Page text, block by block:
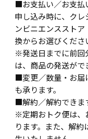
■お支払い／お支払
申し込み時に、ク
ンビニエンススト
換からお選びくださ
※発送日までに前回
は、商品の発送がで
■変更／数量・お届
も承ります。
■解約／解約できま
※定期おトク便は、
ります。また、解